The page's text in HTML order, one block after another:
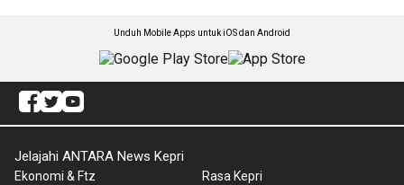
Unduh Mobile Apps untuk iOS dan Android
Jelajahi ANTARA News Kepri
Ekonomi & Ftz
Rasa Kepri